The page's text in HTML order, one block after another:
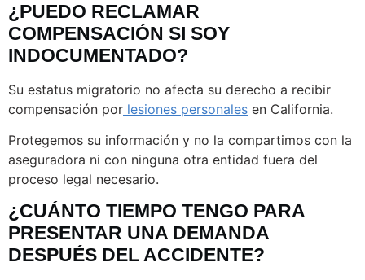
¿PUEDO RECLAMAR
COMPENSACIÓN SI SOY
INDOCUMENTADO?
Su estatus migratorio no afecta su derecho a recibir
compensación por lesiones personales en California.
Protegemos su información y no la compartimos con la
aseguradora ni con ninguna otra entidad fuera del
proceso legal necesario.
¿CUÁNTO TIEMPO TENGO PARA
PRESENTAR UNA DEMANDA
DESPUÉS DEL ACCIDENTE?